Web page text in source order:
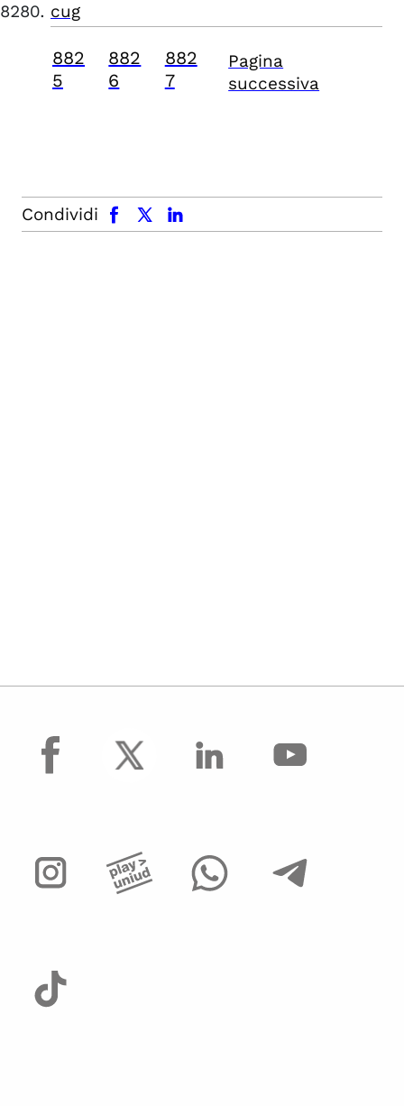
cug
882
5
882
6
882
7
Pagina
successiva
Condividi
facebook x.com linkedin
facebook